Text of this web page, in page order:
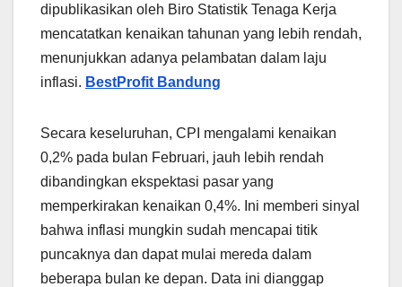
dipublikasikan oleh Biro Statistik Tenaga Kerja
mencatatkan kenaikan tahunan yang lebih rendah,
menunjukkan adanya pelambatan dalam laju
inflasi. BestProfit Bandung
Secara keseluruhan, CPI mengalami kenaikan
0,2% pada bulan Februari, jauh lebih rendah
dibandingkan ekspektasi pasar yang
memperkirakan kenaikan 0,4%. Ini memberi sinyal
bahwa inflasi mungkin sudah mencapai titik
puncaknya dan dapat mulai mereda dalam
beberapa bulan ke depan. Data ini dianggap